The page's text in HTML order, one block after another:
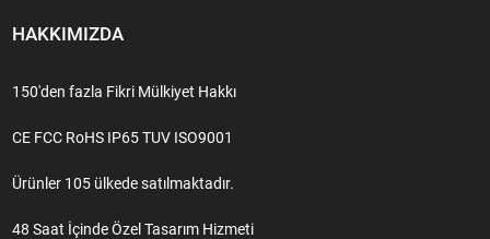
HAKKIMIZDA
150'den fazla Fikri Mülkiyet Hakkı
CE FCC RoHS IP65 TUV ISO9001
Ürünler 105 ülkede satılmaktadır.
48 Saat İçinde Özel Tasarım Hizmeti